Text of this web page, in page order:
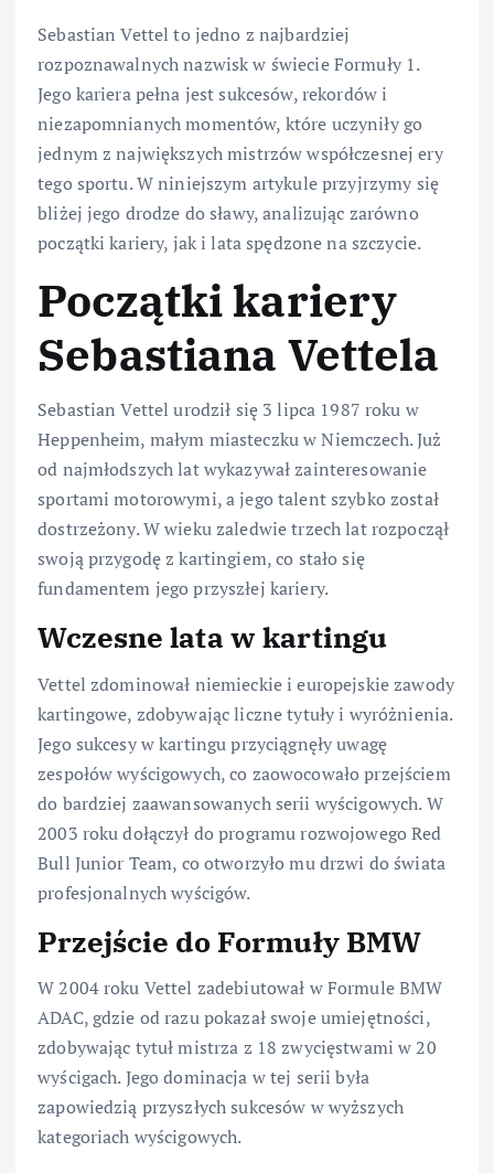
Sebastian Vettel to jedno z najbardziej
rozpoznawalnych nazwisk w świecie Formuły 1.
Jego kariera pełna jest sukcesów, rekordów i
niezapomnianych momentów, które uczyniły go
jednym z największych mistrzów współczesnej ery
tego sportu. W niniejszym artykule przyjrzymy się
bliżej jego drodze do sławy, analizując zarówno
początki kariery, jak i lata spędzone na szczycie.
Początki kariery
Sebastiana Vettela
Sebastian Vettel urodził się 3 lipca 1987 roku w
Heppenheim, małym miasteczku w Niemczech. Już
od najmłodszych lat wykazywał zainteresowanie
sportami motorowymi, a jego talent szybko został
dostrzeżony. W wieku zaledwie trzech lat rozpoczął
swoją przygodę z kartingiem, co stało się
fundamentem jego przyszłej kariery.
Wczesne lata w kartingu
Vettel zdominował niemieckie i europejskie zawody
kartingowe, zdobywając liczne tytuły i wyróżnienia.
Jego sukcesy w kartingu przyciągnęły uwagę
zespołów wyścigowych, co zaowocowało przejściem
do bardziej zaawansowanych serii wyścigowych. W
2003 roku dołączył do programu rozwojowego Red
Bull Junior Team, co otworzyło mu drzwi do świata
profesjonalnych wyścigów.
Przejście do Formuły BMW
W 2004 roku Vettel zadebiutował w Formule BMW
ADAC, gdzie od razu pokazał swoje umiejętności,
zdobywając tytuł mistrza z 18 zwycięstwami w 20
wyścigach. Jego dominacja w tej serii była
zapowiedzią przyszłych sukcesów w wyższych
kategoriach wyścigowych.